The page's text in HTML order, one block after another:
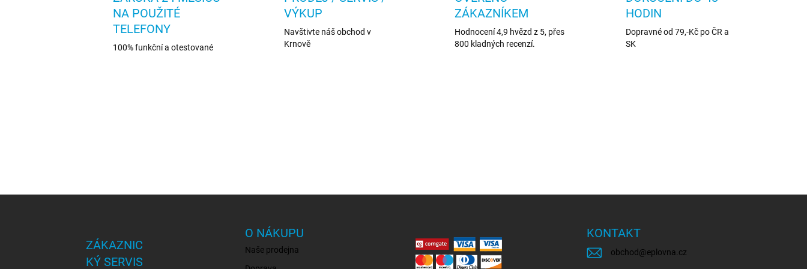
NA POUŽITÉ
TELEFONY
100% funkční a otestované
VÝKUP
Navštivte náš obchod v
Krnově
ZÁKAZNÍKEM
Hodnocení 4,9 hvězd z 5, přes
800 kladných recenzí.
HODIN
Dopravné od 79,-Kč po ČR a
SK
ZÁKAZNIC
KÝ SERVIS
O NÁKUPU
Naše prodejna
KONTAKT
obchod @eplovna.cz